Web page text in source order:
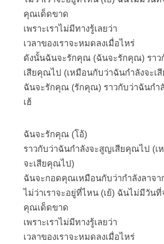
คุณเด็ดขาด
เพราะเราไม่มีทางรู้เลยว่า
เวลาของเราจะหมดลงเมื่อไหร่
ดังนั้นฉันจะรักคุณ (ฉันจะรักคุณ) ราว
เสียคุณไป (เหมือนกับว่าฉันกำลังจะเ
ฉันจะรักคุณ (รักคุณ) ราวกับว่าฉันกำ
เฮ้
ฉันจะรักคุณ (โอ้)
ราวกับว่าฉันกำลังจะสูญเสียคุณไป (เ
จะเสียคุณไป)
ฉันจะกอดคุณเหมือนกับว่ากำลังลาจา
ไม่ว่าเราจะอยู่ที่ไหน (เย้) ฉันไม่มีวัน
คุณเด็ดขาด
เพราะเราไม่มีทางรู้เลยว่า
เวลาของเราจะหมดลงเมื่อไหร่